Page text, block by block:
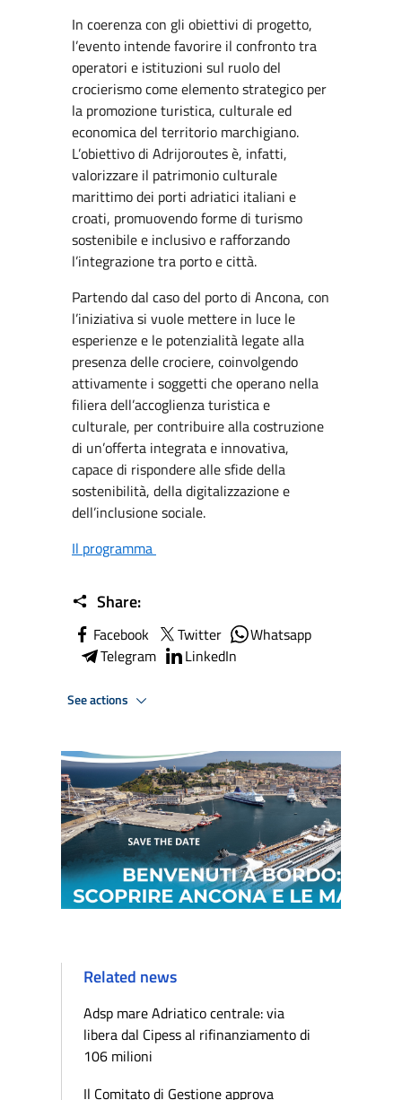
In coerenza con gli obiettivi di progetto,
l’evento intende favorire il confronto tra
operatori e istituzioni sul ruolo del
crocierismo come elemento strategico per
la promozione turistica, culturale ed
economica del territorio marchigiano.
L’obiettivo di Adrijoroutes è, infatti,
valorizzare il patrimonio culturale
marittimo dei porti adriatici italiani e
croati, promuovendo forme di turismo
sostenibile e inclusivo e rafforzando
l’integrazione tra porto e città.
Partendo dal caso del porto di Ancona, con
l’iniziativa si vuole mettere in luce le
esperienze e le potenzialità legate alla
presenza delle crociere, coinvolgendo
attivamente i soggetti che operano nella
filiera dell’accoglienza turistica e
culturale, per contribuire alla costruzione
di un’offerta integrata e innovativa,
capace di rispondere alle sfide della
sostenibilità, della digitalizzazione e
dell’inclusione sociale.
Il programma
Share:
Facebook Twitter
Whatsapp
Telegram
LinkedIn
See actions
Related news
Adsp mare Adriatico centrale: via
libera dal Cipess al rifinanziamento di
106 milioni
Il Comitato di Gestione approva